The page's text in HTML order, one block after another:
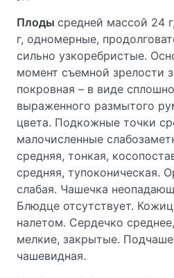
Плоды средней массой 24
г, одномерные,
сильно узкоребристые.
момент съемной зрелости
покровная – в виде
выраженного размытого
цвета. Подкожные точки
малочисленные
средняя, тонкая,
средняя, тупоконическая.
слабая. Чашечка
Блюдце отсутствует.
налетом. Сердечко
мелкие, закрытые.
чашевидная.